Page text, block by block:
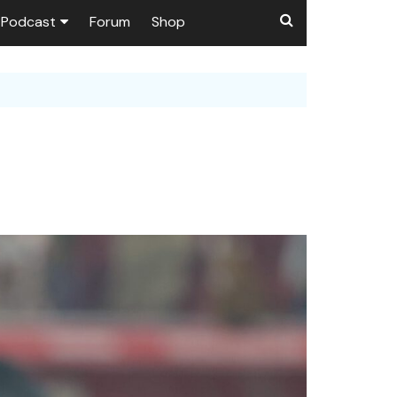
Podcast Forum Shop